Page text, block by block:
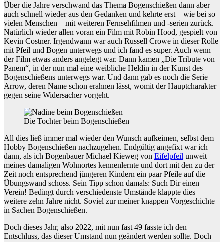
Über die Jahre verschwand das Thema Bogenschießen dann aber
auch schnell wieder aus den Gedanken und kehrte erst – wie bei so
vielen Menschen – mit weiteren Fernsehfilmen und -serien zurück.
Natürlich wieder allen voran ein Film mit Robin Hood, gespielt von
Kevin Costner. Irgendwann war auch Russell Crowe in dieser Rolle
mit Pfeil und Bogen unterwegs und ich fand es super. Auch wenn
der Film etwas anders angelegt war. Dann kamen „Die Tribute von
Panem“, in der nun mal eine weibliche Heldin in der Kunst des
Bogenschießens unterwegs war. Und dann gab es noch die Serie
Arrow, deren Name schon erahnen lässt, womit der Hauptcharakter
gegen seine Widersacher vorgeht.
Die Tochter beim Bogenschießen
All dies ließ immer mal wieder den Wunsch aufkeimen, selbst dem
Hobby Bogenschießen nachzugehen. Endgültig angefixt war ich
dann, als ich Bogenbauer Michael Kieweg von Eifelpfeil unweit
meines damaligen Wohnortes kennenlernte und dort mit den zu der
Zeit noch entsprechend jüngeren Kindern ein paar Pfeile auf die
Übungswand schoss. Sein Tipp schon damals: Such Dir einen
Verein! Bedingt durch verschiedenste Umstände klappte dies
weitere zehn Jahre nicht. Soviel zur meiner knappen Vorgeschichte
in Sachen Bogenschießen.
Doch dieses Jahr, also 2022, mit nun fast 49 fasste ich den
Entschluss, das dieser Umstand nun geändert werden sollte. Doch